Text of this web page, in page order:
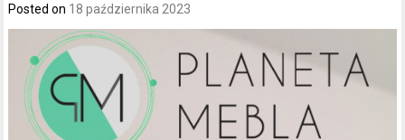
Posted on 18 października 2023